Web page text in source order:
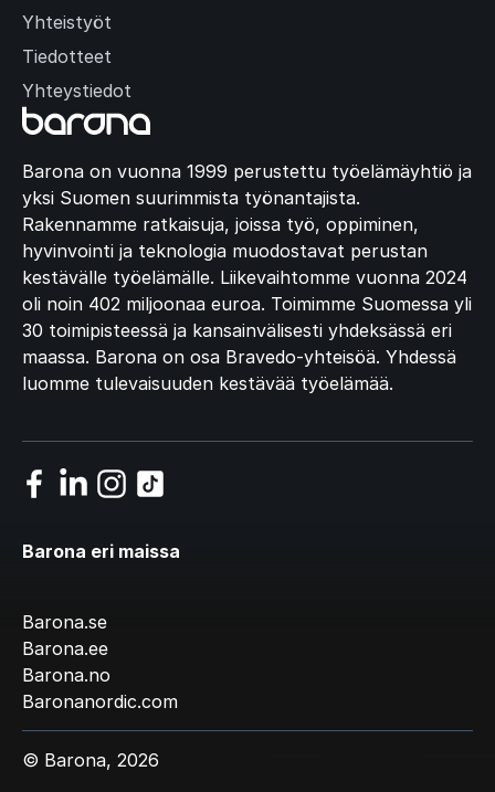
Barona on vuonna 1999 perustettu työelämäyhtiö ja
yksi Suomen suurimmista työnantajista.
Rakennamme ratkaisuja, joissa työ, oppiminen,
hyvinvointi ja teknologia muodostavat perustan
kestävälle työelämälle. Liikevaihtomme vuonna 2024
oli noin 402 miljoonaa euroa. Toimimme Suomessa yli
30 toimipisteessä ja kansainvälisesti yhdeksässä eri
maassa. Barona on osa Bravedo-yhteisöä. Yhdessä
luomme tulevaisuuden kestävää työelämää.
Yhteistyöt
Tiedotteet
Yhteystiedot
Barona eri maissa
Barona.se
Barona.ee
Barona.no
Baronanordic.com
© Barona, 2026